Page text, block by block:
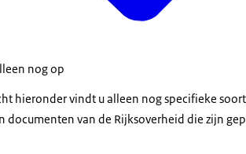
nog op
hieronder vindt u alleen nog specifieke
documenten van de Rijksoverheid die zijn